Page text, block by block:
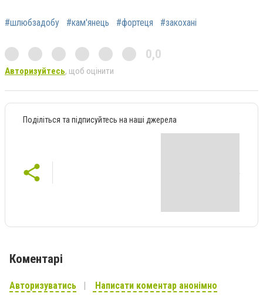
#шлюбзадобу #кам'янець #фортеця #закохані
0,0
Авторизуйтесь, щоб оцінити
Поділіться та підписуйтесь на наші джерела
Коментарі
Авторизуватись Написати коментар анонімно